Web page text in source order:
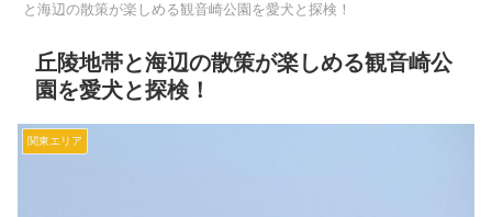
と海辺の散策が楽しめる観音崎公園を愛犬と探検！
丘陵地帯と海辺の散策が楽しめる観音崎公
園を愛犬と探検！
関東エリア